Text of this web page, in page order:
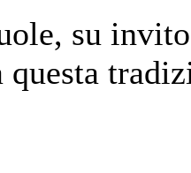
su
questa